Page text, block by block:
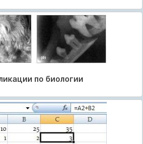
по биологии